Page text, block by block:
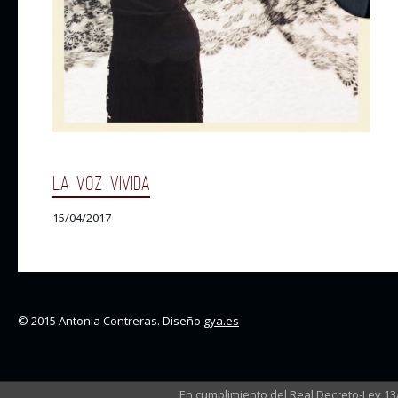
En cumplimiento del Real Decreto-Ley
LA VOZ VIVIDA
15/04/2017
© 2015 Antonia Contreras. Diseño gya.es